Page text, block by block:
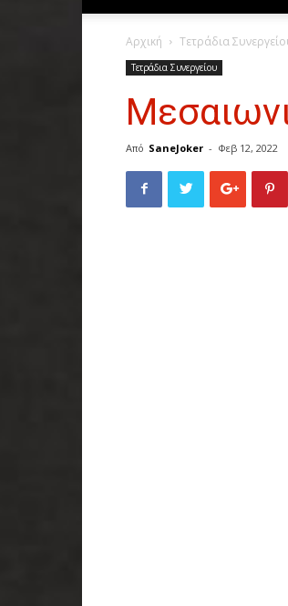
Αρχική Τετράδια
Τετράδια Συνεργείου
Από SaneJoker - Φεβ 12, 2022